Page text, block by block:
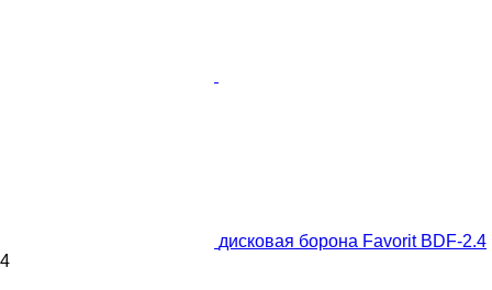
дисковая борона Favorit BDF-2.4
4